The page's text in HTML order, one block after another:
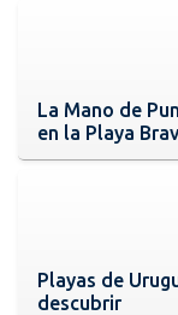
La Mano de
en la Playa
Playas de
descubrir